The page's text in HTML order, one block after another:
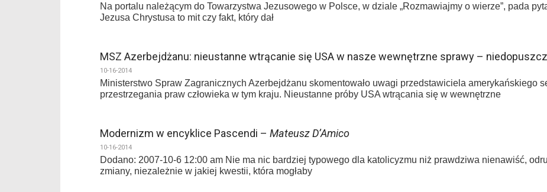
Na portalu należącym do Towarzystwa Jezusowego w Polsce, w dziale „Rozmawiajmy o wierze”, pada
Jezusa Chrystusa to mit czy fakt, który dał
MSZ Azerbejdżanu: nieustanne wtrącanie się USA w nasze wewnętrzne sprawy –
10-16-2014
Ministerstwo Spraw Zagranicznych Azerbejdżanu skomentowało uwagi przedstawiciela amerykańskiego
przestrzegania praw człowieka w tym kraju. Nieustanne próby USA wtrącania się w wewnętrzne
Modernizm w encyklice Pascendi – Mateusz D’Amico
10-16-2014
Dodano: 2007-10-6 12:00 am Nie ma nic bardziej typowego dla katolicyzmu niż prawdziwa nienawiść,
zmiany, niezależnie w jakiej kwestii, która mogłaby